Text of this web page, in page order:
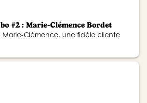
#2 : Marie-Clémence Bordet
Clémence, une fidéle cliente